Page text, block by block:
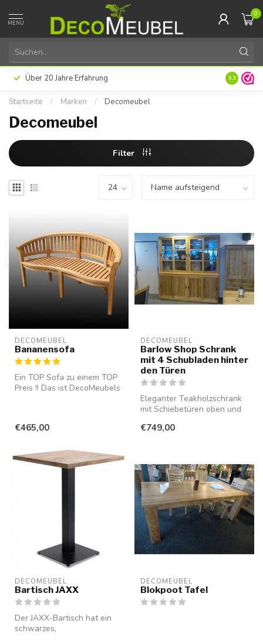
MENU
0
Über 20 Jahre Erfahrung 9.3
Startseite / Marken / Decomeubel
Decomeubel
Filter
DECOMEUBEL
Bananensofa
Ein TOP Sofa zu einem TOP
Preis !! Das ist DecoMeubels
€465,00
DECOMEUBEL
Barlow Shop Schrank
mit 4 Schubladen hinter
den Türen
Eleganter Teakholzschrank
mit Schiebetüren oben und
Schiebet...
€749,00
DECOMEUBEL
Bartisch JAXX
Der JAXX-Bartisch hat ein
schwarzes,
DECOMEUBEL
Blokpoot Tafel